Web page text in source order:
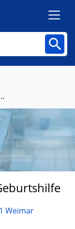
Klinikum gGmbH
Weimar